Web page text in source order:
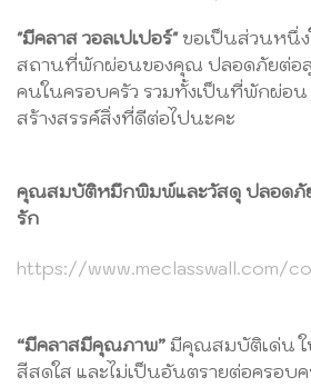
"มีคลาส วอล​เปเปอร์"ขอเป็นส่วนหนึ่ง​
สถานที่พักผ่อนของคุณ ปลอดภัยต่อ
คนในครอบครัว รวมทั้งเป็น​ที่พักผ่อน
สร้างสรรค์สิ่งที่ดีต่อไปนะคะ
คุณ​สมบัติ​หมึก​พิมพ์​และวัสดุ ปลอด
รัก
https://www.meclasswall.com/
“มีคลาสมีคุณภาพ”​ มีคุณสมบัติเด่น ใ
สีสดใส และไม่เป็นอันตรายต่อครอบค